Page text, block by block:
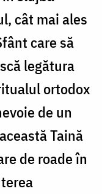
cât mai ales
care să
legătura
ortodox
de un
Taină
de roade în